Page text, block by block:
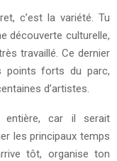
c’est la variété. Tu
découverte culturelle,
travaillé. Ce dernier
points forts du parc,
d’artistes.
car il serait
les principaux temps
tôt, organise ton